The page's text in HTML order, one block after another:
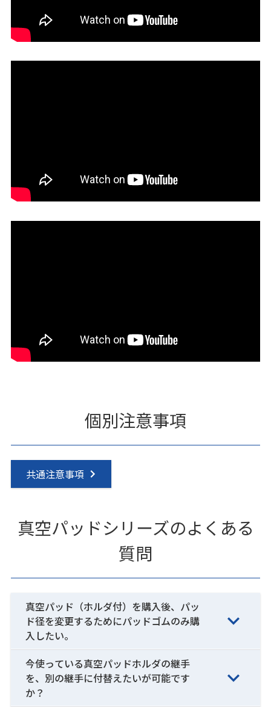
個別注意事項
共通注意事項
真空パッドシリーズのよくある
質問
真空パッド（ホルダ付）を購入後、パッ
ド径を変更するためにパッドゴムのみ購
入したい。
今使っている真空パッドホルダの継手
を、別の継手に付替えたいが可能です
か？